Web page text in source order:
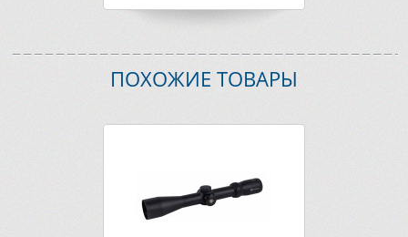
ПОХОЖИЕ ТОВАРЫ